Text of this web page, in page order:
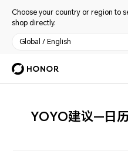
Choose your country or region to
shop directly.
Global / English
YOYO建议—日